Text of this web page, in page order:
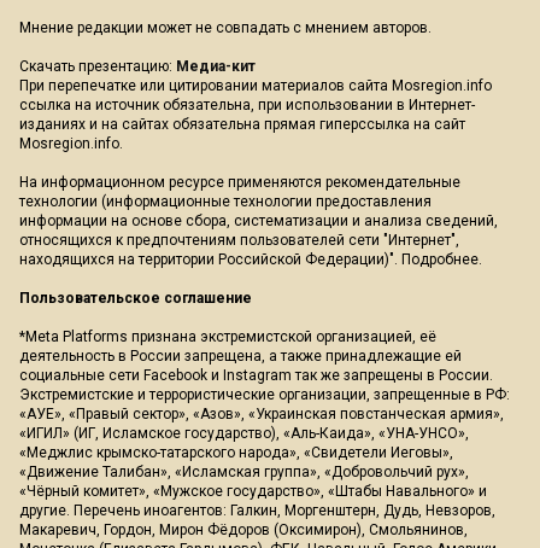
Мнение редакции может не совпадать с мнением авторов.
Скачать презентацию: Медиа-кит
При перепечатке или цитировании материалов сайта Mosregion.info
ссылка на источник обязательна, при использовании в Интернет-
изданиях и на сайтах обязательна прямая гиперссылка на сайт
Mosregion.info.
На информационном ресурсе применяются рекомендательные
технологии (информационные технологии предоставления
информации на основе сбора, систематизации и анализа сведений,
относящихся к предпочтениям пользователей сети "Интернет",
находящихся на территории Российской Федерации)". Подробнее.
Пользовательское соглашение
*Meta Platforms признана экстремистской организацией, её
деятельность в России запрещена, а также принадлежащие ей
социальные сети Facebook и Instagram так же запрещены в России.
Экстремистские и террористические организации, запрещенные в РФ:
«АУЕ», «Правый сектор», «Азов», «Украинская повстанческая армия»,
«ИГИЛ» (ИГ, Исламское государство), «Аль-Каида», «УНА-УНСО»,
«Меджлис крымско-татарского народа», «Свидетели Иеговы»,
«Движение Талибан», «Исламская группа», «Добровольчий рух»,
«Чёрный комитет», «Мужское государство», «Штабы Навального» и
другие. Перечень иноагентов: Галкин, Моргенштерн, Дудь, Невзоров,
Макаревич, Гордон, Мирон Фёдоров (Оксимирон), Смольянинов,